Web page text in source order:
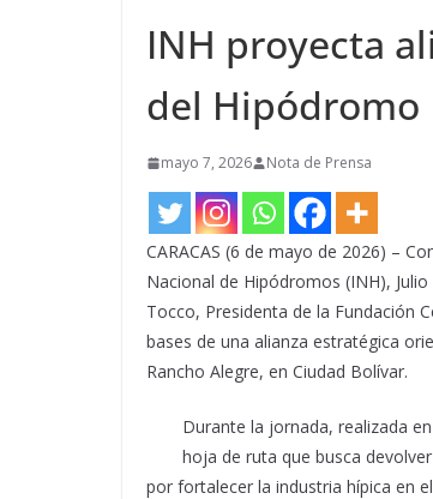
INH proyecta
del Hipódromo
mayo 7, 2026 Nota de Prensa
CARACAS (6 de mayo de 2026) –
Nacional de Hipódromos (INH),
Tocco, Presidenta de la Fundación
bases de una alianza estratégica
Rancho Alegre, en Ciudad Bolívar.
Durante la jornada, realizada
hoja de ruta que busca
por fortalecer la industria hípica en